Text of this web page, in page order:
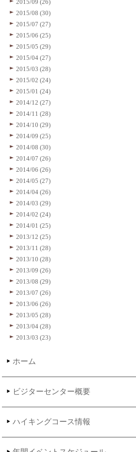
2015/09 (26)
2015/08 (30)
2015/07 (27)
2015/06 (25)
2015/05 (29)
2015/04 (27)
2015/03 (28)
2015/02 (24)
2015/01 (24)
2014/12 (27)
2014/11 (28)
2014/10 (29)
2014/09 (25)
2014/08 (30)
2014/07 (26)
2014/06 (26)
2014/05 (27)
2014/04 (26)
2014/03 (29)
2014/02 (24)
2014/01 (25)
2013/12 (25)
2013/11 (28)
2013/10 (28)
2013/09 (26)
2013/08 (29)
2013/07 (26)
2013/06 (26)
2013/05 (28)
2013/04 (28)
2013/03 (23)
ホーム
ビジターセンター概要
ハイキングコース情報